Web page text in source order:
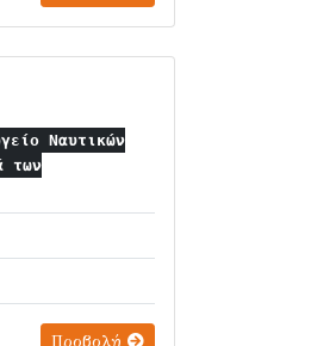
Ναυτικών
των
Προβολή